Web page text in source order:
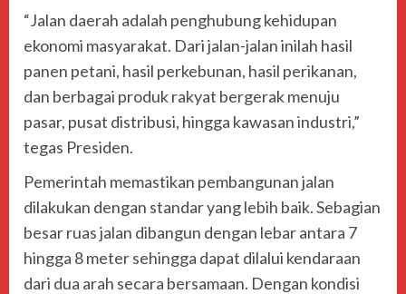
“Jalan daerah adalah penghubung kehidupan
ekonomi masyarakat. Dari jalan-jalan inilah hasil
panen petani, hasil perkebunan, hasil perikanan,
dan berbagai produk rakyat bergerak menuju
pasar, pusat distribusi, hingga kawasan industri,”
tegas Presiden.
Pemerintah memastikan pembangunan jalan
dilakukan dengan standar yang lebih baik. Sebagian
besar ruas jalan dibangun dengan lebar antara 7
hingga 8 meter sehingga dapat dilalui kendaraan
dari dua arah secara bersamaan. Dengan kondisi